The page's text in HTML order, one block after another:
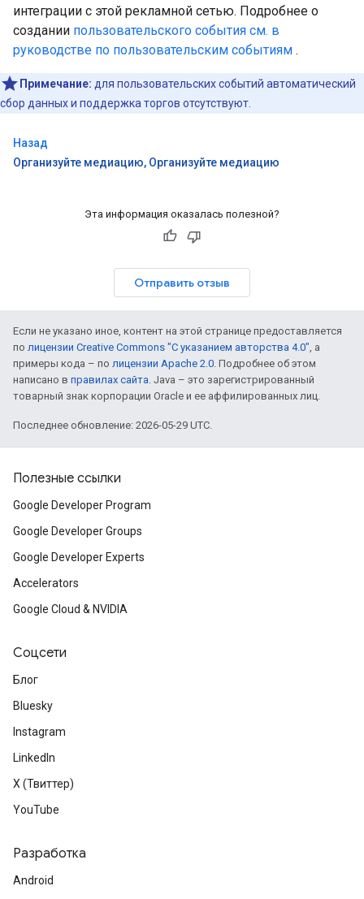
интеграции с этой рекламной сетью. Подробнее о
создании пользовательского события см. в
руководстве по пользовательским событиям .
Примечание: для пользовательских событий автоматический
сбор данных и поддержка торгов отсутствуют.
Назад
Организуйте медиацию, Организуйте медиацию
Эта информация оказалась полезной?
Отправить отзыв
Если не указано иное, контент на этой странице предоставляется
по лицензии Creative Commons "С указанием авторства 4.0" , а
примеры кода – по лицензии Apache 2.0 . Подробнее об этом
написано в правилах сайта . Java – это зарегистрированный
товарный знак корпорации Oracle и ее аффилированных лиц.
Последнее обновление: 2026-05-29 UTC.
Полезные ссылки
Google Developer Program
Google Developer Groups
Google Developer Experts
Accelerators
Google Cloud & NVIDIA
Соцсети
Блог
Bluesky
Instagram
LinkedIn
X (Твиттер)
YouTube
Разработка
Android